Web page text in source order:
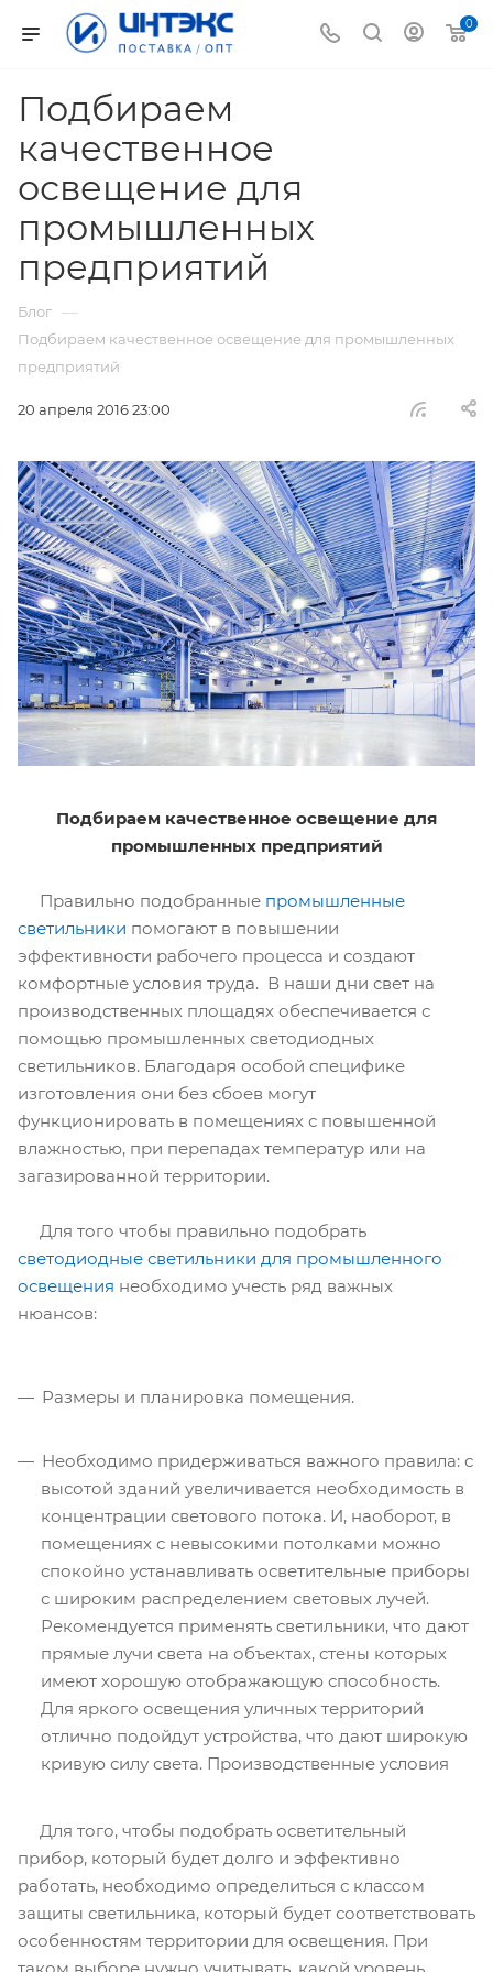
0
Подбираем
качественное
освещение для
промышленных
предприятий
Блог —
Подбираем качественное освещение для промышленных
предприятий
20 апреля 2016 23:00
Подбираем качественное освещение для
промышленных предприятий
Правильно подобранные промышленные
светильники помогают в повышении
эффективности рабочего процесса и создают
комфортные условия труда. В наши дни свет на
производственных площадях обеспечивается с
помощью промышленных светодиодных
светильников. Благодаря особой специфике
изготовления они без сбоев могут
функционировать в помещениях с повышенной
влажностью, при перепадах температур или на
загазированной территории.
Для того чтобы правильно подобрать
светодиодные светильники для промышленного
освещения необходимо учесть ряд важных
нюансов:
Размеры и планировка помещения.
Необходимо придерживаться важного правила: с
высотой зданий увеличивается необходимость в
концентрации светового потока. И, наоборот, в
помещениях с невысокими потолками можно
спокойно устанавливать осветительные приборы
с широким распределением световых лучей.
Рекомендуется применять светильники, что дают
прямые лучи света на объектах, стены которых
имеют хорошую отображающую способность.
Для яркого освещения уличных территорий
отлично подойдут устройства, что дают широкую
кривую силу света. Производственные условия
Для того, чтобы подобрать осветительный
прибор, который будет долго и эффективно
работать, необходимо определиться с классом
защиты светильника, который будет соответствовать
особенностям территории для освещения. При